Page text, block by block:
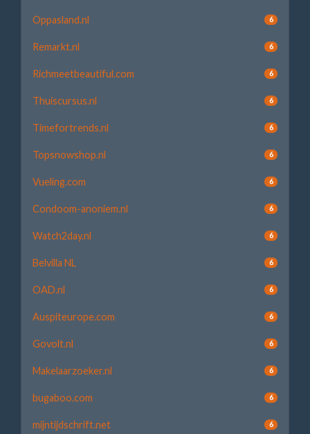
Oppasland.nl 6
Remarkt.nl 6
Richmeetbeautiful.com 6
Thuiscursus.nl 6
Timefortrends.nl 6
Topsnowshop.nl 6
Vueling.com 6
Condoom-anoniem.nl 6
Watch2day.nl 6
Belvilla NL 6
OAD.nl 6
Auspiteurope.com 6
Govolt.nl 6
Makelaarzoeker.nl 6
bugaboo.com 6
mijntijdschrift.net 6